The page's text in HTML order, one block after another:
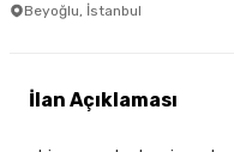
Beyoğlu, İstanbul
İlan Açıklaması